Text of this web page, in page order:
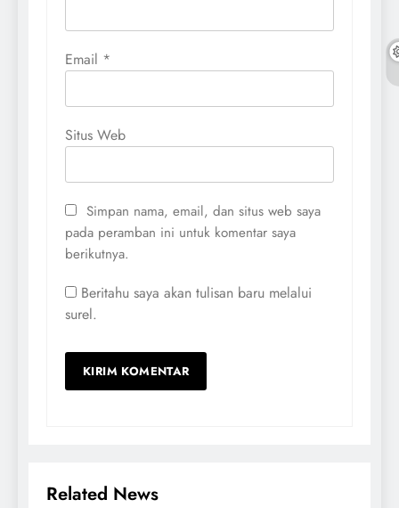
Email *
Situs Web
Simpan nama, email, dan situs web saya
pada peramban ini untuk komentar saya
berikutnya.
Beritahu saya akan tulisan baru melalui
surel.
Related News